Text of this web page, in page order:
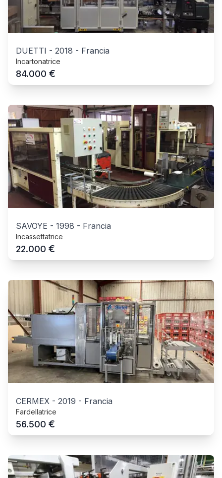
DUETTI - 2018 - Francia
Incartonatrice
84.000 €
SAVOYE - 1998 - Francia
Incassettatrice
22.000 €
CERMEX - 2019 - Francia
Fardellatrice
56.500 €